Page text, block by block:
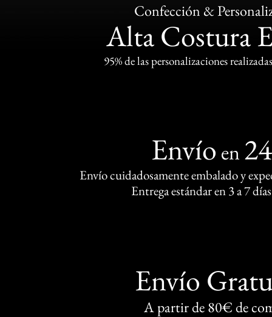
Confección &
Alta Costura
95% de las personalizaciones
Envío en
Envío cuidadosamente embalado y
Entrega estándar en 3 a 7
Envío
A partir de 80€ de